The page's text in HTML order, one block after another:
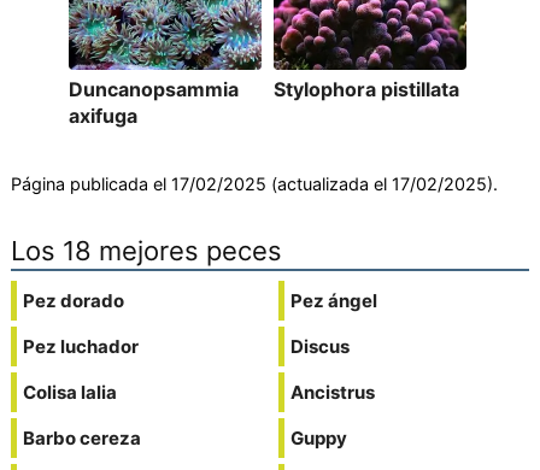
Duncanopsammia
axifuga
Stylophora pistillata
Página publicada el 17/02/2025 (actualizada el 17/02/2025).
Los 18 mejores peces
Pez dorado
Pez luchador
Colisa lalia
Barbo cereza
Pez ángel
Discus
Ancistrus
Guppy